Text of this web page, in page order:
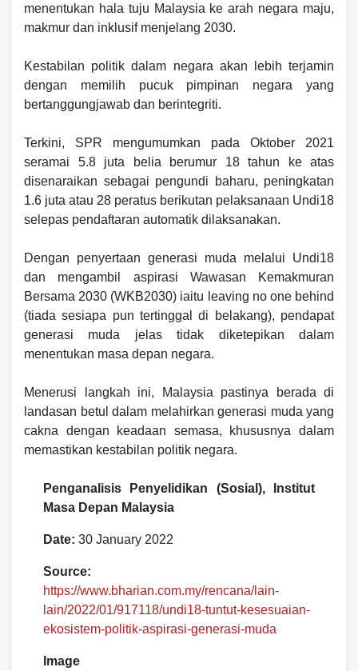
menentukan hala tuju Malaysia ke arah negara maju,
makmur dan inklusif menjelang 2030.
Kestabilan politik dalam negara akan lebih terjamin
dengan memilih pucuk pimpinan negara yang
bertanggungjawab dan berintegriti.
Terkini, SPR mengumumkan pada Oktober 2021
seramai 5.8 juta belia berumur 18 tahun ke atas
disenaraikan sebagai pengundi baharu, peningkatan
1.6 juta atau 28 peratus berikutan pelaksanaan Undi18
selepas pendaftaran automatik dilaksanakan.
Dengan penyertaan generasi muda melalui Undi18
dan mengambil aspirasi Wawasan Kemakmuran
Bersama 2030 (WKB2030) iaitu leaving no one behind
(tiada sesiapa pun tertinggal di belakang), pendapat
generasi muda jelas tidak diketepikan dalam
menentukan masa depan negara.
Menerusi langkah ini, Malaysia pastinya berada di
landasan betul dalam melahirkan generasi muda yang
cakna dengan keadaan semasa, khususnya dalam
memastikan kestabilan politik negara.
Penganalisis Penyelidikan (Sosial), Institut
Masa Depan Malaysia
Date: 30 January 2022
Source:
https://www.bharian.com.my/rencana/lain-
lain/2022/01/917118/undi18-tuntut-kesesuaian-
ekosistem-politik-aspirasi-generasi-muda
Image